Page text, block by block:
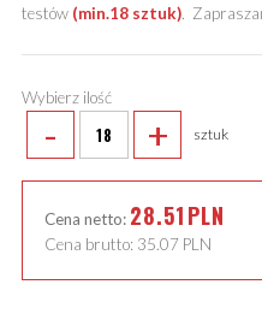
testów (min.18 sztuk).
Wybierz ilość
- + sztuk
Cena netto: 28.51PLN
Cena brutto: 35.07 PLN